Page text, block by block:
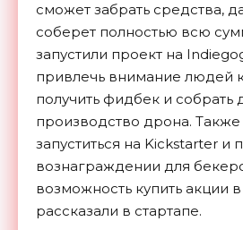
сможет забрать средства,
соберет полностью всю
запустили проект на
привлечь внимание людей
получить фидбек и собрать
производство дрона.
запуститься на Kickstarter и
вознаграждении для
возможность купить акции
рассказали в стартапе.